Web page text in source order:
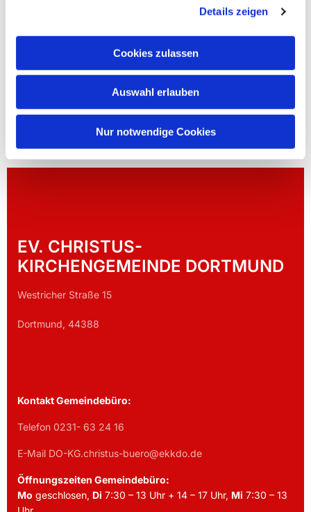
Details zeigen
Cookies zulassen
Auswahl erlauben
Nur notwendige Cookies
EV. CHRISTUS-
KIRCHENGEMEINDE DORTMUND
Westricher Straße 15
Dortmund, 44388
Kontakt Gemeindebüro:
Telefon 0231- 63 24 16
E-Mail DO-KG.christus-buero@ekkdo.de
Öffnungszeiten Gemeindebüro:
Mo geschlosen, Di 7:30 – 13 Uhr + 14 – 17 Uhr, Mi 7:30 – 13